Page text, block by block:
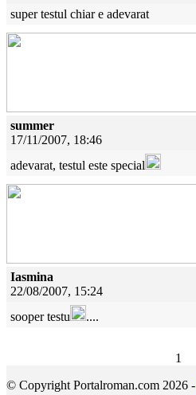
super testul chiar e adevarat
summer
17/11/2007, 18:46
adevarat, testul este special
Iasmina
22/08/2007, 15:24
sooper testu
....
1
© Copyright Portalroman.com 2026 -